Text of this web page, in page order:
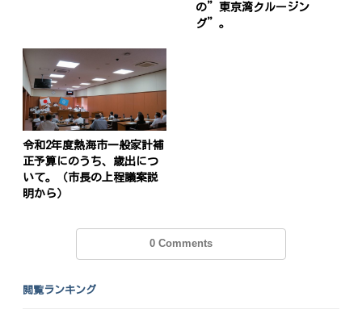
の”東京湾クルージン
グ”。
令和2年度熱海市一般家計補
正予算にのうち、歳出につ
いて。（市長の上程議案説
明から）
0 Comments
閲覧ランキング